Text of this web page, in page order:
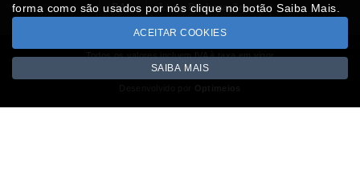
RAL Livro Reclamações
Todos os valores incluem IVA à taxa em vigor
Copyright © NUMISMATICAJA.com 2026
forma como são usados por nós clique no botão Saiba Mais.
ACEITAR COOKIES
SAIBA MAIS